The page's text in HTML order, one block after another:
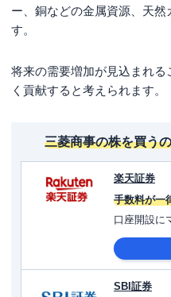
ー、銅などの金属資源、天
す。
将来の需要増加が見込まれる
く貢献すると考えられます。
三菱商事の株を買う
楽天証券
手数料が一
口座開設に
SBI証券